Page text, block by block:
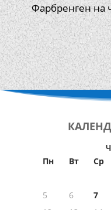
Фарбренген на
Пн Вт Ср
5
6 7